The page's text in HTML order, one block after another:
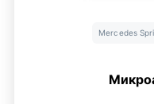
Mercedes